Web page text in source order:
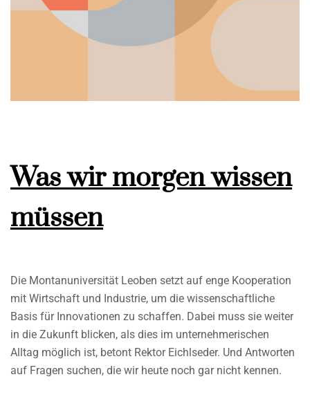
Was wir morgen wissen
müssen
Die Montanuniversität Leoben setzt auf enge Kooperation
mit Wirtschaft und Industrie, um die wissenschaftliche
Basis für Innovationen zu schaffen. Dabei muss sie weiter
in die Zukunft blicken, als dies im unternehmerischen
Alltag möglich ist, betont Rektor Eichlseder. Und Antworten
auf Fragen suchen, die wir heute noch gar nicht kennen.